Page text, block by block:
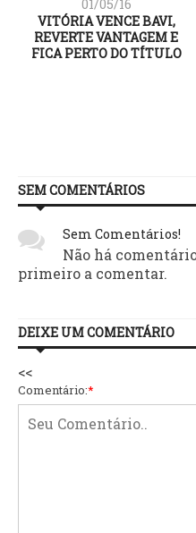
01/05/16
VITÓRIA VENCE BAVI,
REVERTE VANTAGEM E
FICA PERTO DO TÍTULO
SEM COMENTÁRIOS
Sem Comentários!
Não há
primeiro a comentar.
DEIXE UM COMENTÁRIO
<<
Comentário:*